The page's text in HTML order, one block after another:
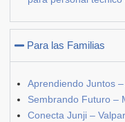
Para las Familias
Aprendiendo Juntos
Sembrando Futuro –
Conecta Junji –